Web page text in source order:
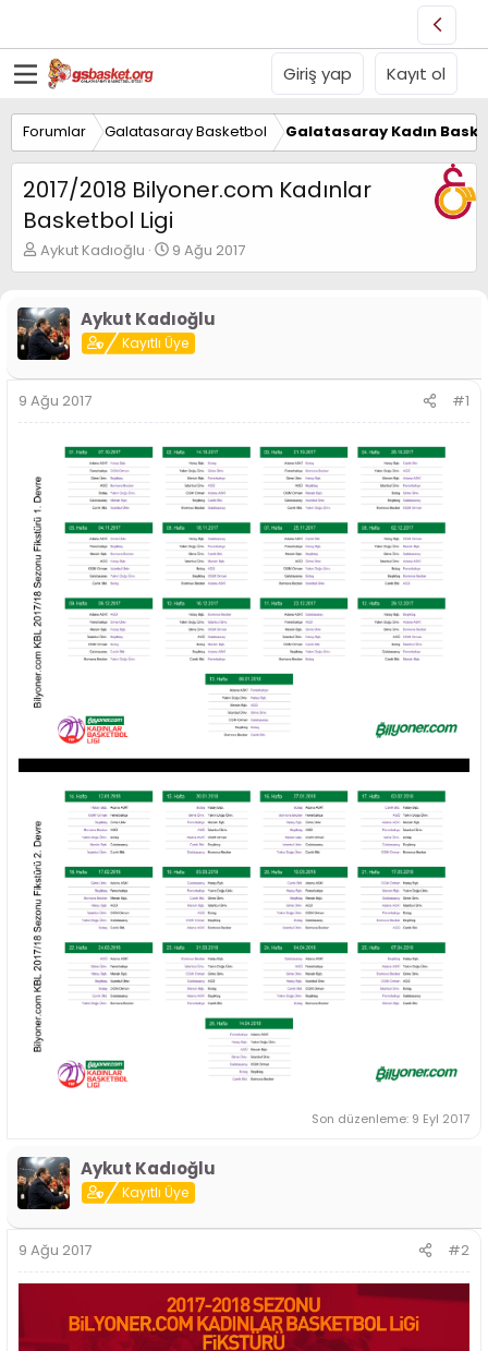
Giriş yap Kayıt ol
Forumlar Galatasaray Basketbol Galatasaray Kadın
2017/2018 Bilyoner.com Kadınlar
Basketbol Ligi
K
o
u
y
u
B
a
ş
l
a
n
Aykut Kadıoğlu
B
a
a
n
ı
t
a
r
h
i
9 Ağu 2017
Aykut Kadıoğlu
Kayıtlı Üye
9 Ağu 2017 #1
Son düzenleme: 9 Eyl 2017
Aykut Kadıoğlu
Kayıtlı Üye
9 Ağu 2017 #2